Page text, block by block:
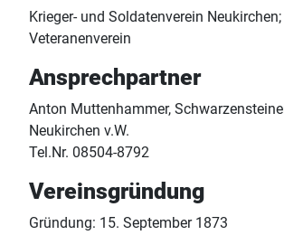
Krieger- und Soldatenverein
Veteranenverein
Ansprechpartner
Anton Muttenhammer,
Neukirchen v.W.
Tel.Nr. 08504-8792
Vereinsgründung
Gründung: 15. September 1873